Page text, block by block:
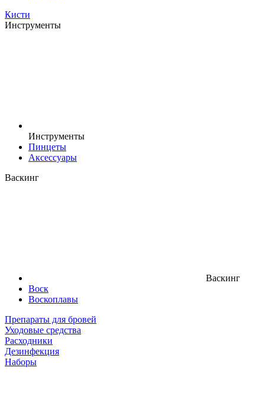
Кисти
Инструменты
Инструменты
Пинцеты
Аксессуары
Васкинг
Васкинг
Воск
Воскоплавы
Препараты для бровей
Уходовые средства
Расходники
Дезинфекция
Наборы